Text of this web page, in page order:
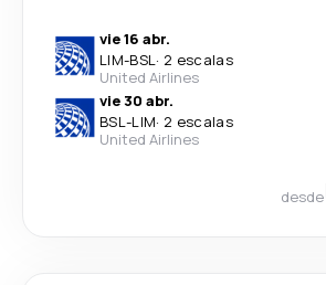
vie 16 abr.
LIM-BSL· 2 escalas
United Airlines
vie 30 abr.
BSL-LIM· 2 escalas
United Airlines
desde